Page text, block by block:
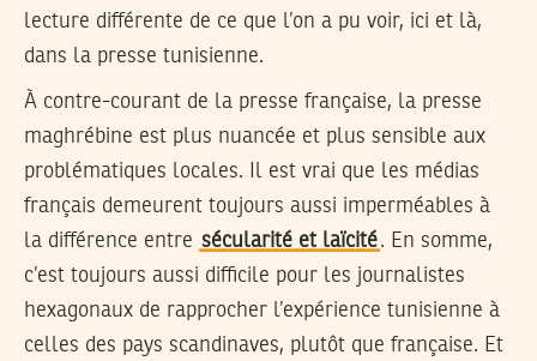
lecture différente de ce que l’on a pu voir, ici et là,
dans la presse tunisienne.
À contre-courant de la presse française, la presse
maghrébine est plus nuancée et plus sensible aux
problématiques locales. Il est vrai que les médias
français demeurent toujours aussi imperméables à
la différence entre sécularité et laïcité. En somme,
c’est toujours aussi difficile pour les journalistes
hexagonaux de rapprocher l’expérience tunisienne à
celles des pays scandinaves, plutôt que française. Et